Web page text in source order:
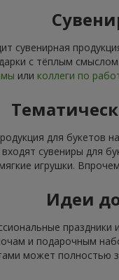
сувенирная
с тёплым
или коллеги по
для букетов
сувениры для
игрушки.
Идеи
праздники
и подарочным
может полностью